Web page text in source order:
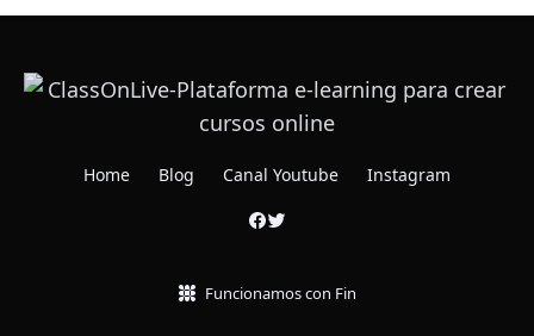
Home Blog Canal Youtube Instagram
Funcionamos con Fin